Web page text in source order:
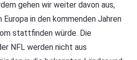
gehen wir weiter davon aus,
Europa in den kommenden Jahren
stattfinden würde. Die
NFL werden nicht aus